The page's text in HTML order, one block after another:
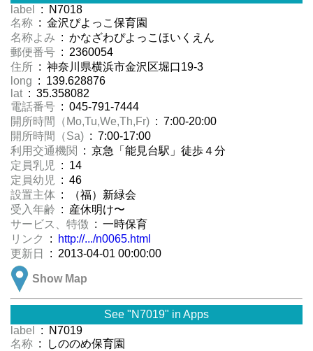
label
: N7018
名称 : 金沢ぴよっこ保育園
名称よみ : かなざわぴよっこほいくえん
郵便番号 : 2360054
住所 : 神奈川県横浜市金沢区堀口19-3
long : 139.628876
lat : 35.358082
電話番号 : 045-791-7444
開所時間（Mo,Tu,We,Th,Fr) : 7:00-20:00
開所時間（Sa) : 7:00-17:00
利用交通機関
: 京急「能見台駅」徒歩４分
定員乳児
: 14
定員幼児
: 46
設置主体 : （福）新緑会
受入年齢 : 産休明け〜
サービス、特徴 : 一時保育
リンク
:
http://.../n0065.html
更新日
: 2013-04-01 00:00:00
Show Map
See "N7019" in Apps
label
: N7019
名称 : しののめ保育園